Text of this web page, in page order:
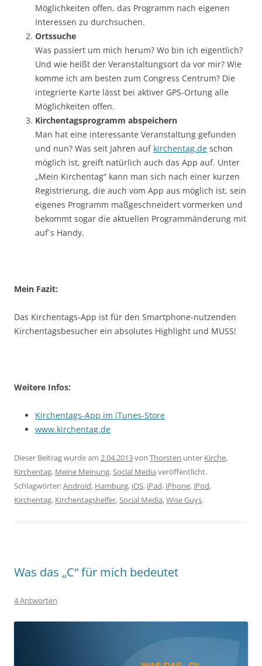
Möglichkeiten offen, das Programm nach eigenen
Interessen zu durchsuchen.
Ortssuche
Was passiert um mich herum? Wo bin ich eigentlich?
Und wie heißt der Veranstaltungsort da vor mir? Wie
komme ich am besten zum Congress Centrum? Die
integrierte Karte lässt bei aktiver GPS-Ortung alle
Möglichkeiten offen.
Kirchentagsprogramm abspeichern
Man hat eine interessante Veranstaltung gefunden
und nun? Was seit Jahren auf kirchentag.de schon
möglich ist, greift natürlich auch das App auf. Unter
„Mein Kirchentag“ kann man sich nach einer kurzen
Registrierung, die auch vom App aus möglich ist, sein
eigenes Programm maßgeschneidert vormerken und
bekommt sogar die aktuellen Programmänderung mit
auf´s Handy.
Mein Fazit:
Das Kirchentags-App ist für den Smartphone-nutzenden
Kirchentagsbesucher ein absolutes Highlight und MUSS!
Weitere Infos:
Kirchentags-App im iTunes-Store
www.kirchentag.de
Dieser Beitrag wurde am 2.04.2013von Thorsten unter Kirche,
Kirchentag, Meine Meinung,Social Media veröffentlicht.
Schlagwörter:Android, Hamburg, iOS, iPad, iPhone, iPod,
Kirchentag, Kirchentagshelfer,Social Media,Wise Guys.
Was das „C“ für mich bedeutet
4 Antworten